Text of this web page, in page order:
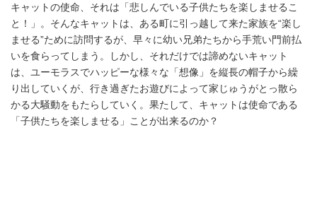
キャットの使命、それは「悲しんでいる子供たちを楽しませるこ
と！」。そんなキャットは、ある町に引っ越して来た家族を“楽し
ませる”ために訪問するが、早々に幼い兄弟たちから手荒い門前払
いを食らってしまう。しかし、それだけでは諦めないキャット
は、ユーモラスでハッピーな様々な「想像」を縦長の帽子から繰
り出していくが、行き過ぎたお遊びによって家じゅうがとっ散ら
かる大騒動をもたらしていく。果たして、キャットは使命である
「子供たちを楽しませる」ことが出来るのか？